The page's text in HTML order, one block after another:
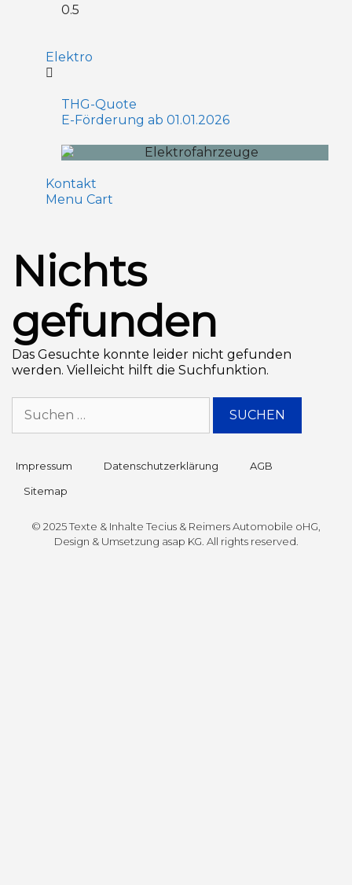
Elektro
THG-Quote
E-Förderung ab 01.01.2026
Kontakt
Menu Cart
Nichts
gefunden
Das Gesuchte konnte leider nicht gefunden
werden. Vielleicht hilft die Suchfunktion.
Impressum Datenschutz­erklärung
AGB
Sitemap
© 2025 Texte & Inhalte Tecius & Reimers Automobile oHG,
Design & Umsetzung asap KG . All rights reserved.